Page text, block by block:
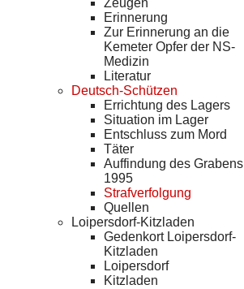
Zeugen
Erinnerung
Zur Erinnerung an die
Kemeter Opfer der NS-
Medizin
Literatur
Deutsch-Schützen
Errichtung des Lagers
Situation im Lager
Entschluss zum Mord
Täter
Auffindung des Grabens
1995
Strafverfolgung
Quellen
Loipersdorf-Kitzladen
Gedenkort Loipersdorf-
Kitzladen
Loipersdorf
Kitzladen